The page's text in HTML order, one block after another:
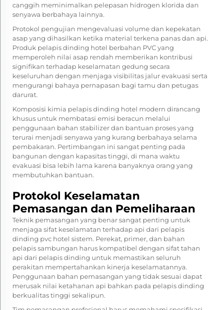
canggih meminimalkan pelepasan hidrogen klorida dan
senyawa berbahaya lainnya.
Protokol pengujian mengevaluasi volume dan kepekatan
asap yang dihasilkan ketika material terkena panas dan api.
Produk pelapis dinding hotel berbahan PVC yang
memperoleh nilai asap rendah memberikan kontribusi
signifikan terhadap keselamatan gedung secara
keseluruhan dengan menjaga visibilitas jalur evakuasi serta
mengurangi bahaya pernapasan bagi tamu dan petugas
darurat.
Komposisi kimia pelapis dinding hotel modern dirancang
khusus untuk membatasi emisi beracun melalui
penggunaan bahan stabilizer dan bantuan proses yang
terurai menjadi senyawa yang kurang berbahaya selama
pembakaran. Pertimbangan ini sangat penting pada
bangunan dengan kapasitas tinggi, di mana waktu
evakuasi bisa lebih lama karena banyaknya orang yang
membutuhkan bantuan.
Protokol Keselamatan
Pemasangan dan Pemeliharaan
Teknik pemasangan yang benar sangat penting untuk
menjaga sifat keselamatan terhadap api dari pelapis
dinding pvc hotel sistem. Perekat, primer, dan bahan
pelapis sambungan harus kompatibel dengan sifat tahan
api dari pelapis dinding untuk memastikan seluruh
perakitan mempertahankan kinerja keselamatannya.
Penggunaan bahan pemasangan yang tidak sesuai dapat
merusak nilai ketahanan api bahkan pada pelapis dinding
berkualitas tinggi sekalipun.